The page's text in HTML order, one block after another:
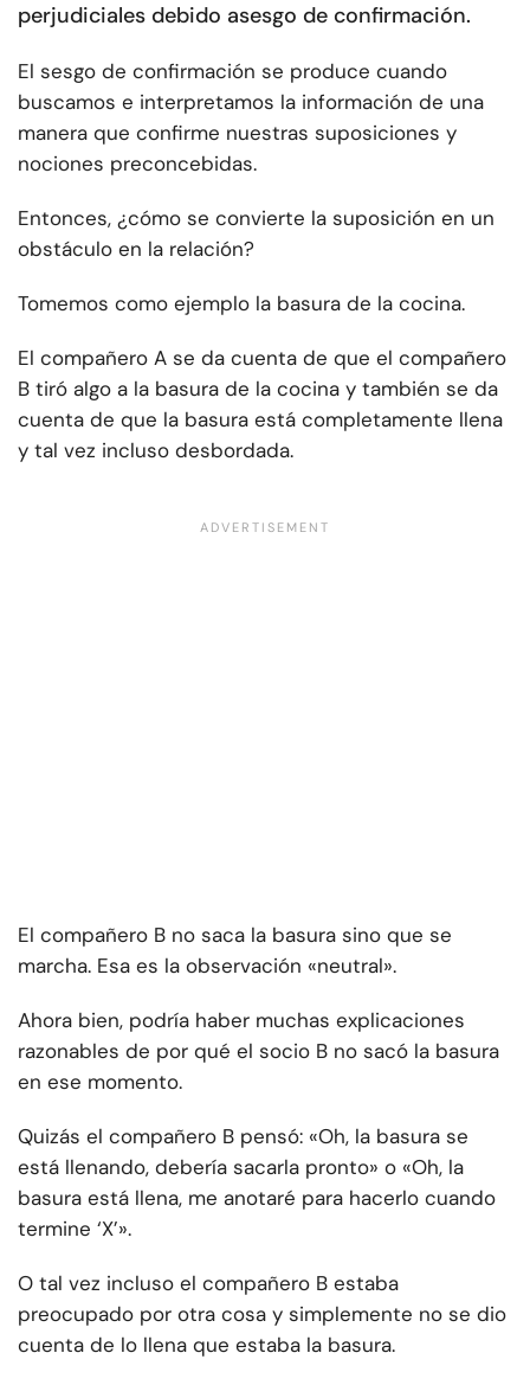
perjudiciales debido asesgo de confirmación.
El sesgo de confirmación se produce cuando
buscamos e interpretamos la información de una
manera que confirme nuestras suposiciones y
nociones preconcebidas.
Entonces, ¿cómo se convierte la suposición en un
obstáculo en la relación?
Tomemos como ejemplo la basura de la cocina.
El compañero A se da cuenta de que el compañero
B tiró algo a la basura de la cocina y también se da
cuenta de que la basura está completamente llena
y tal vez incluso desbordada.
El compañero B no saca la basura sino que se
marcha. Esa es la observación «neutral».
Ahora bien, podría haber muchas explicaciones
razonables de por qué el socio B no sacó la basura
en ese momento.
Quizás el compañero B pensó: «Oh, la basura se
está llenando, debería sacarla pronto» o «Oh, la
basura está llena, me anotaré para hacerlo cuando
termine ‘X’».
O tal vez incluso el compañero B estaba
preocupado por otra cosa y simplemente no se dio
cuenta de lo llena que estaba la basura.